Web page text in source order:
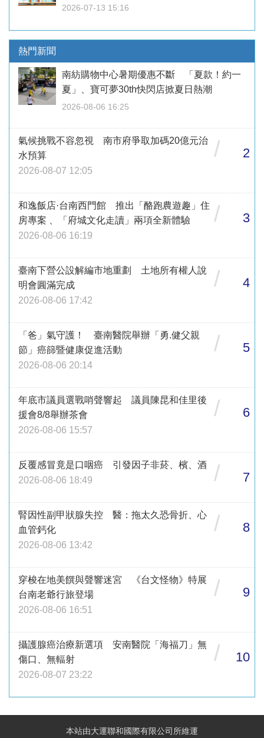
2026-07-13 15:16
熱門新聞
南紡購物中心暑期優惠不斷 「夏款！約一
夏」、寶可夢30th快閃店掀夏日熱潮
2026-08-06 16:25
氣候挑戰不容忽視 南市府爭取加碼20億元治
水預算
2026-08-07 12:05
/ 2
和逸飯店·台南西門館 推出「酪跑農遊趣」住
房專案 、「府城文化走讀」兩項全新體驗
2026-08-06 16:19
/ 3
臺南下營公設解編市地重劃 土地所有權人說
明會圓滿完成
2026-08-06 17:42
/ 4
「爸」氣守護！ 臺南醫院舉辦「勇.健父親
節」癌篩暨健康促進活動
2026-08-06 20:14
/ 5
年底市議員選戰哨聲響起 議員陳昆和佳里後
援會8/8舉辦茶會
2026-08-06 15:57
/ 6
反覆感冒竟是口咽癌 引發因子非菸、檳、酒
2026-08-06 18:49
/ 7
腎因性副甲狀腺失控 醫：拖太久恐骨折、心
血管鈣化
2026-08-06 13:42
/ 8
穿梭在地美饌與聲響迷宮 《台文怪物》特展
台南老爺行旅登場
2026-08-06 16:51
/ 9
攝護腺癌治療新選項 安南醫院「海福刀」無
傷口、無輻射
2026-08-07 23:22
/ 10
本站由大運聯和國際有限公司所維運